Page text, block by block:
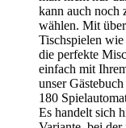
kann auch noch
wählen. Mit
Tischspielen
die perfekte
einfach mit
unser
180
Es handelt sich